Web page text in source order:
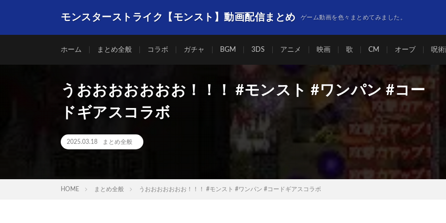
モンスターストライク【モンスト】動画配信まとめ ゲーム動画を色々まとめてみました。
ホーム まとめ全般 コラボ ガチャ BGM 3DS アニメ 映画 歌 CM オーブ 呪
うおおおおおおお！！！ #モンスト #ワンパン #コー
ドギアスコラボ
2025.03.18 まとめ全般
HOME まとめ全般 うおおおおおおお！！！ #モンスト #ワンパン #コードギアスコラボ